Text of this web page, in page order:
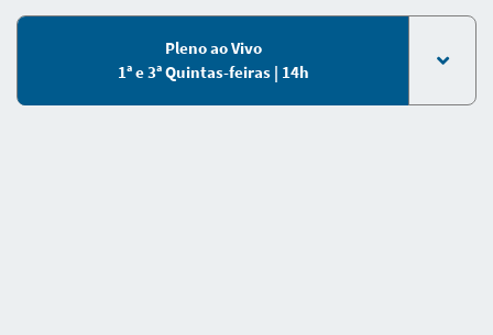
Pleno ao Vivo
1ª e 3ª Quintas-feiras | 14h